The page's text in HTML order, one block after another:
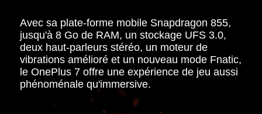
Avec sa plate-forme mobile Snapdragon 855,
jusqu'à 8 Go de RAM, un stockage UFS 3.0,
deux haut-parleurs stéréo, un moteur de
vibrations amélioré et un nouveau mode Fnatic,
le OnePlus 7 offre une expérience de jeu aussi
phénoménale qu'immersive.